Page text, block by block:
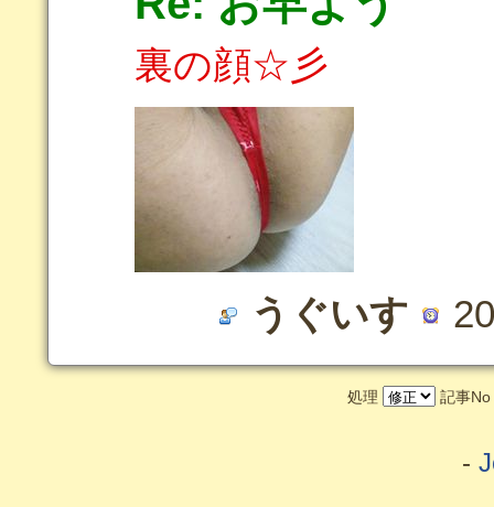
裏の顔☆彡
うぐいす
処理 記事No
-